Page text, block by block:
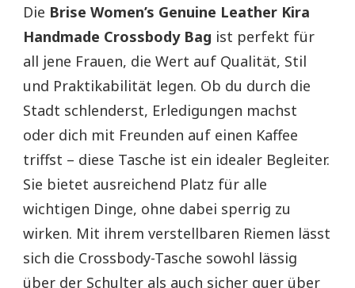
Die Brise Women’s Genuine Leather Kira
Handmade Crossbody Bag ist perfekt für
all jene Frauen, die Wert auf Qualität, Stil
und Praktikabilität legen. Ob du durch die
Stadt schlenderst, Erledigungen machst
oder dich mit Freunden auf einen Kaffee
triffst – diese Tasche ist ein idealer Begleiter.
Sie bietet ausreichend Platz für alle
wichtigen Dinge, ohne dabei sperrig zu
wirken. Mit ihrem verstellbaren Riemen lässt
sich die Crossbody-Tasche sowohl lässig
über der Schulter als auch sicher quer über